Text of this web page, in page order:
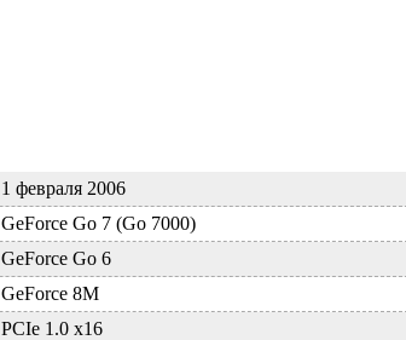
1 февраля 2006
GeForce Go 7 (Go 7000)
GeForce Go 6
GeForce 8M
PCIe 1.0 x16